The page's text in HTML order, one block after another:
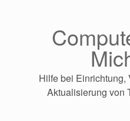
Hilfe bei Einrichtung,
Aktualisierung von